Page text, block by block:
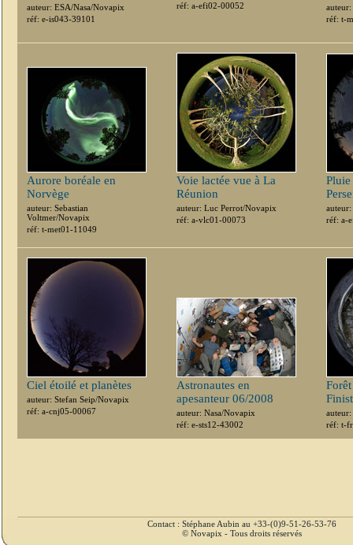
auteur: ESA/Nasa/Novapix
réf: e-is043-39101
réf: a-efi02-00052
réf: t-
Aurore boréale en
Norvège
auteur: Sebastian
Voltmer/Novapix
réf: t-met01-11049
Voie lactée vue à La
Réunion
auteur: Luc Perrot/Novapix
réf: a-vlc01-00073
réf: a-
Ciel étoilé et planètes
auteur: Stefan Seip/Novapix
réf: a-cnj05-00067
Astronautes en
apesanteur 06/2008
auteur: Nasa/Novapix
réf: e-sts12-43002
réf: t-
Contact : Stéphane Aubin au +33-(0)9-51-26-53-76
© Novapix - Tous droits réservés